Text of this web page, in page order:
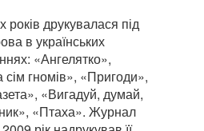
років друкувалася під
в українських
«Ангелятко»,
гномів», «Пригоди»,
«Вигадуй, думай,
«Птаха». Журнал